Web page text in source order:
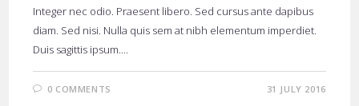
Integer nec odio. Praesent libero. Sed cursus ante dapibus
diam. Sed nisi. Nulla quis sem at nibh elementum imperdiet.
Duis sagittis ipsum.…
0 COMMENTS 31 JULY 2016